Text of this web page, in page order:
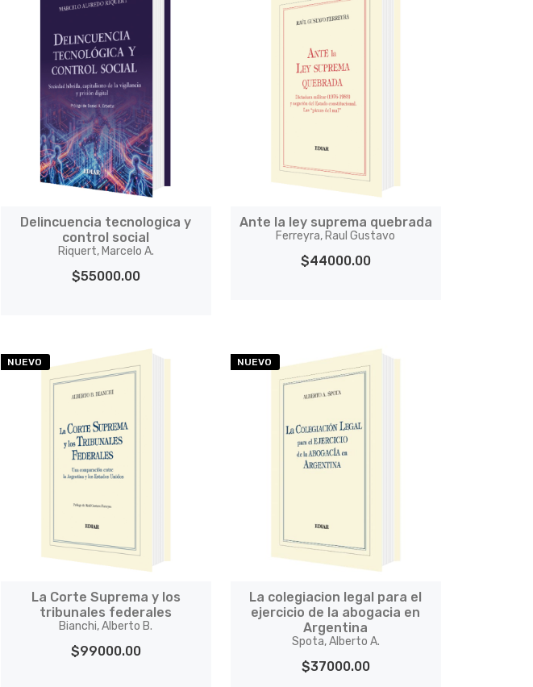
Delincuencia tecnologica y
control social
Riquert, Marcelo A.
$55000.00
Ante la ley suprema quebrada
Ferreyra, Raul Gustavo
$44000.00
NUEVO
La Corte Suprema y los
tribunales federales
Bianchi, Alberto B.
$99000.00
NUEVO
La colegiacion legal para el
ejercicio de la abogacia en
Argentina
Spota, Alberto A.
$37000.00